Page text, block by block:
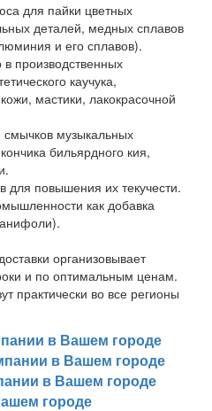
для пайки цветных
деталей, медных сплавов
и его сплавов).
в производственных
каучука,
мастики, лакокрасочной
музыкальных
бильярдного кия,
для повышения их текучести.
как добавка
организовывает
и по оптимальным ценам.
практически во все регионы